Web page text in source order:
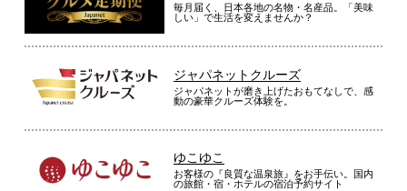
毎月届く、日本各地の名物・名産品。「美味
しい」で生活を変えませんか？
ジャパネットクルーズ
ジャパネットが磨き上げたおもてなしで、感
動の豪華クルーズ体験を。
ゆこゆこ
お客様の『良質な温泉旅』をお手伝い。国内
の旅館・宿・ホテルの宿泊予約サイト